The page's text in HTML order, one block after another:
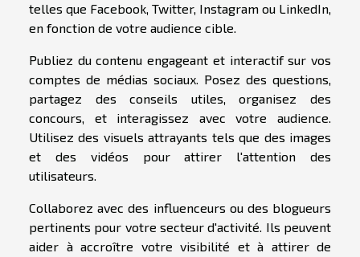
telles que Facebook, Twitter, Instagram ou LinkedIn,
en fonction de votre audience cible.
Publiez du contenu engageant et interactif sur vos
comptes de médias sociaux. Posez des questions,
partagez des conseils utiles, organisez des
concours, et interagissez avec votre audience.
Utilisez des visuels attrayants tels que des images
et des vidéos pour attirer l'attention des
utilisateurs.
Collaborez avec des influenceurs ou des blogueurs
pertinents pour votre secteur d'activité. Ils peuvent
aider à accroître votre visibilité et à attirer de